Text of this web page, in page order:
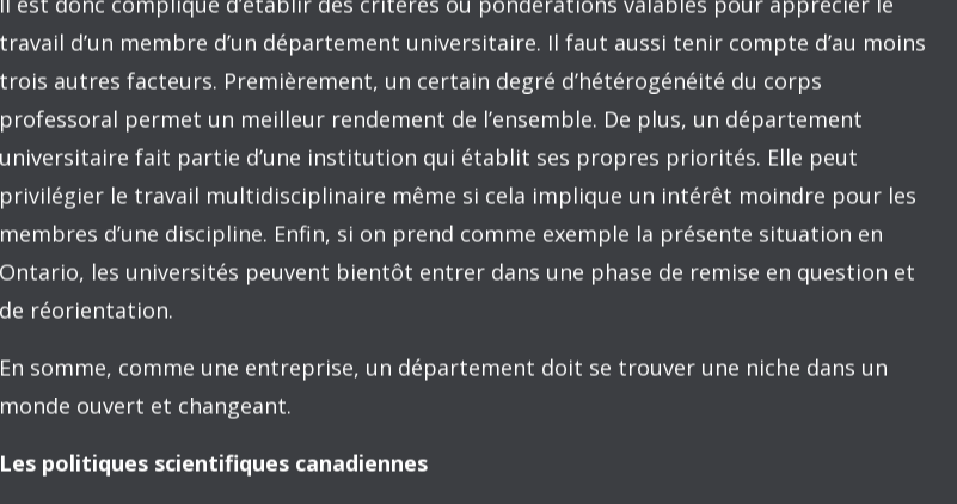
autre société. Ainsi, qu’en est-il de cette division du travail dans le monde académique
américain ? Pour William Bowen, c’est un sujet tabou. Cet économiste s’y connaît puisqu’il
exerça de longs mandats comme président de Princeton University et aussi d’une
Fondation consacrée aux problèmes de l’enseignement supérieur.
Voici ce que Bowen affirmait récemment :
« Retour aux implications de la poursuite incessante de la réputation. Un
problème spécifique — une source précise de la pression à la hausse sur les
statut — est la prolifération et à certains moments le soutien excessif des
programmes d’études supérieures d’un statut médiocre dans des domaines telle
un livre que nous avons écrit il y a quelques années (In Pursuit of the PhD), et il